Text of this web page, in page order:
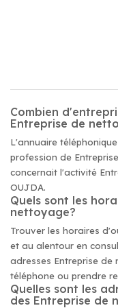
Combien
Entreprise de
L'annuaire
profession de
concernait l'activité
OUJDA.
Quels sont les
nettoyage?
Trouver les horaires
et au alentour en
adresses Entreprise de
téléphone ou prendre
Quelles sont les
des Entreprise de